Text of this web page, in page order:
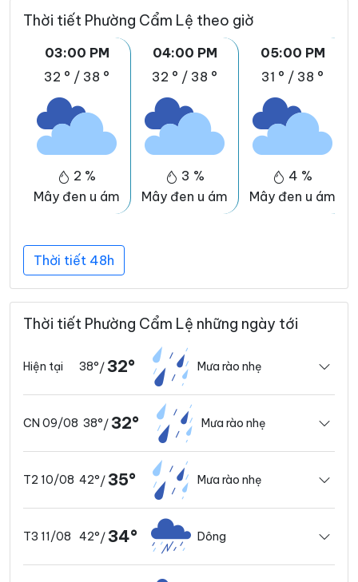
Thời tiết Phường Cẩm Lệ theo giờ
03:00 PM
32 ° / 38 °
2 %
Mây đen u ám
04:00 PM
32 ° / 38 °
3 %
Mây đen u ám
05:00 PM
31 ° / 38 °
4 %
Mây đen u ám
Thời tiết 48h
Thời tiết Phường Cẩm Lệ những ngày tới
Hiện tại 38°/ 32° Mưa rào nhẹ
CN 09/08 38°/ 32° Mưa rào nhẹ
T2 10/08 42°/ 35° Mưa rào nhẹ
T3 11/08 42°/ 34° Dông